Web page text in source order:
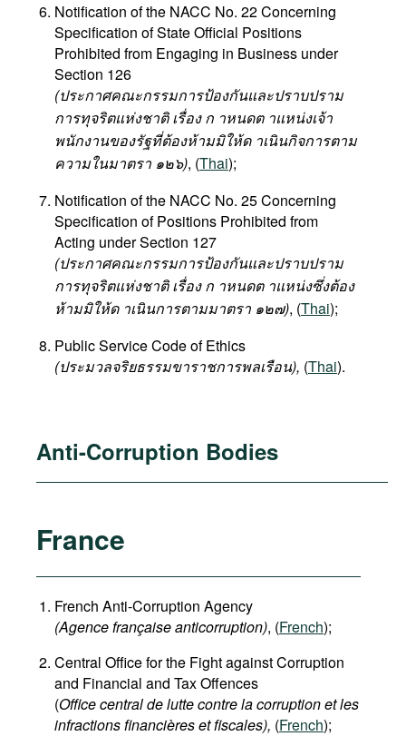
Notification of the NACC No. 22 Concerning
Specification of State Official Positions
Prohibited from Engaging in Business under
Section 126
(ประกาศคณะกรรมการป้องกันและปราบปราม
การทุจริตแห่งชาติ เรื่อง ก าหนดต าแหน่งเจ้า
พนักงานของรัฐที่ต้องห้ามมิให้ด าเนินกิจการตาม
ความในมาตรา ๑๒๖), (Thai);
Notification of the NACC No. 25 Concerning
Specification of Positions Prohibited from
Acting under Section 127
(ประกาศคณะกรรมการป้องกันและปราบปราม
การทุจริตแห่งชาติ เรื่อง ก าหนดต าแหน่งซึ่งต้อง
ห้ามมิให้ด าเนินการตามมาตรา ๑๒๗), (Thai);
Public Service Code of Ethics
(ประมวลจริยธรรมขาราชการพลเรือน), (Thai).
Anti-Corruption Bodies
France
French Anti-Corruption Agency
(Agence française anticorruption), (French);
Central Office for the Fight against Corruption
and Financial and Tax Offences
(Office central de lutte contre la corruption et les
infractions financières et fiscales), (French);